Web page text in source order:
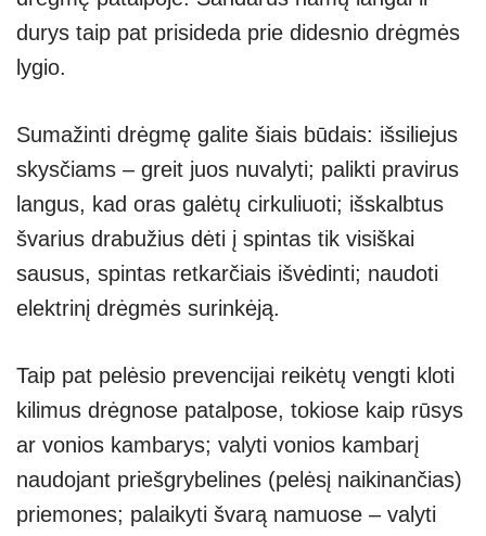
durys taip pat prisideda prie didesnio drėgmės
lygio.
Sumažinti drėgmę galite šiais būdais: išsiliejus
skysčiams – greit juos nuvalyti; palikti pravirus
langus, kad oras galėtų cirkuliuoti; išskalbtus
švarius drabužius dėti į spintas tik visiškai
sausus, spintas retkarčiais išvėdinti; naudoti
elektrinį drėgmės surinkėją.
Taip pat pelėsio prevencijai reikėtų vengti kloti
kilimus drėgnose patalpose, tokiose kaip rūsys
ar vonios kambarys; valyti vonios kambarį
naudojant priešgrybelines (pelėsį naikinančias)
priemones; palaikyti švarą namuose – valyti